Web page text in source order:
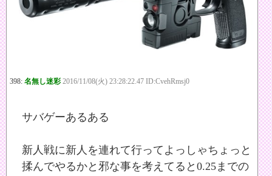
398: 名無し迷彩 2016/11/08(火) 23:28:22.47 ID:CvehRmsj0
サバゲーあるある
新人戦に新人を連れて行ってよっしゃちょっと
揉んでやるかと邪な事を考えてると0.25までの